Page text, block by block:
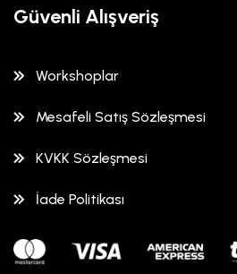
Güvenli Alışveriş
Workshoplar
Mesafeli Satış Sözleşmesi
KVKK Sözleşmesi
İade Politikası